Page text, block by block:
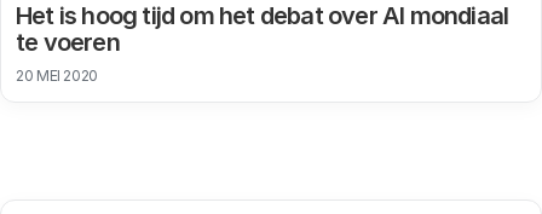
Het is hoog tijd om het debat over AI mondiaal
te voeren
20 MEI 2020